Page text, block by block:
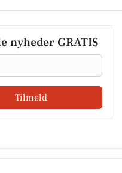
nyheder GRATIS
Tilmeld